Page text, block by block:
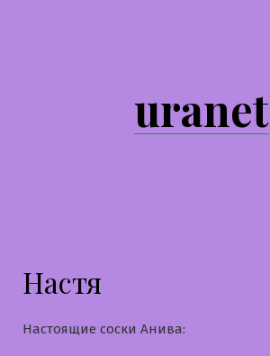
uranet
Настя
Настоящие соски Анива: